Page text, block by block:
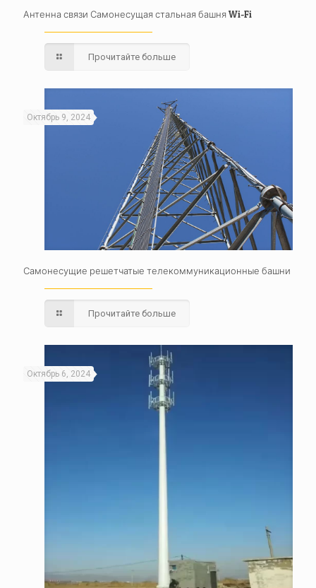
Антенна связи Самонесущая стальная башня Wi-Fi
Прочитайте больше
Октябрь 9, 2024
Самонесущие решетчатые телекоммуникационные башни
Прочитайте больше
Октябрь 6, 2024